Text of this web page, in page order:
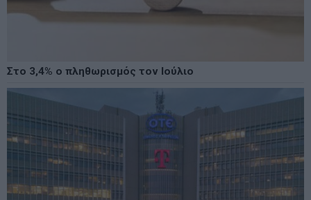
Στο 3,4% ο πληθωρισμός τον Ιούλιο